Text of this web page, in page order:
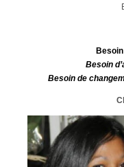
Besoin
Besoin de